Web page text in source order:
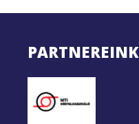
PARTNEREINK